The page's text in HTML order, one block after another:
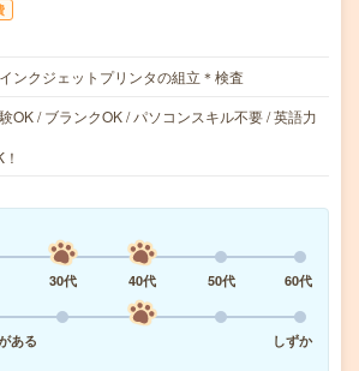
ンクジェットプリンタの組立＊検査
OK / ブランクOK / パソコンスキル不要 / 英語力
30代 40代 50代
60代
ある
しずか